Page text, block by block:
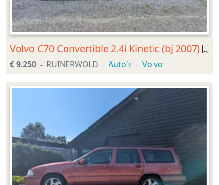
Volvo C70 Convertible 2.4i Kinetic (bj 2007)
€ 9.250 RUINERWOLD Auto's Volvo